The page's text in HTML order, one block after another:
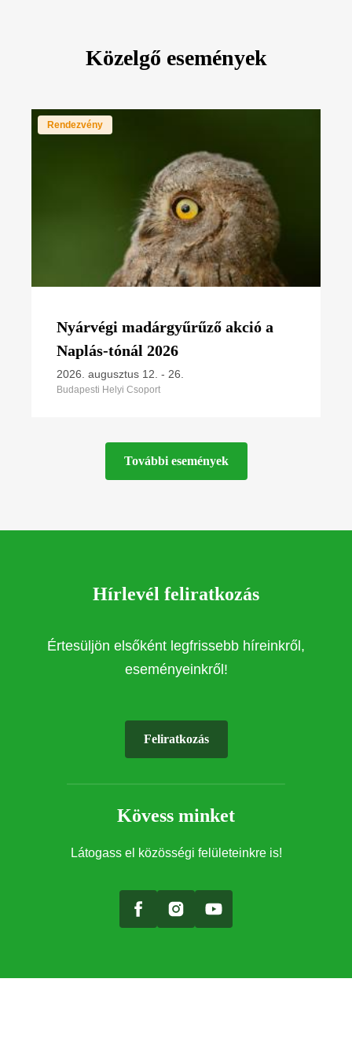
Közelgő események
Rendezvény
Nyárvégi madárgyűrűző akció a
Naplás-tónál 2026
2026. augusztus 12. - 26.
Budapesti Helyi Csoport
További események
Hírlevél feliratkozás
Értesüljön elsőként legfrissebb híreinkről,
eseményeinkről!
Feliratkozás
Kövess minket
Látogass el közösségi felületeinkre is!